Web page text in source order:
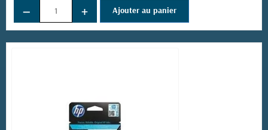
(5 avis)
− + Ajouter au panier